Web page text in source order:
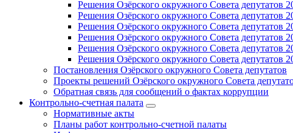
Решения Озёрского окружного Совета депутатов
Решения Озёрского окружного Совета депутатов
Решения Озёрского окружного Совета депутатов
Решения Озёрского окружного Совета депутатов
Решения Озёрского окружного Совета депутатов
Решения Озёрского окружного Совета депутатов
Постановления Озёрского окружного Совета депутатов
Проекты решений Озёрского окружного Совета
Обратная связь для сообщений о фактах коррупции
Контрольно-счетная палата
Нормативные акты
Планы работ контрольно-счетной палаты